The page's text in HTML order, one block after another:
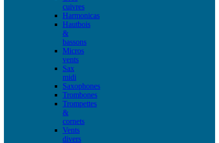
cuivres
Harmonicas
Hautbois
&
bassons
Micros
vents
Sax
midi
Saxophones
Trombones
Trompettes
&
cornets
Vents
divers